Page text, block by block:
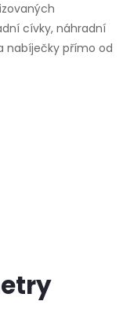
cívky, náhradní
nabíječky přímo od